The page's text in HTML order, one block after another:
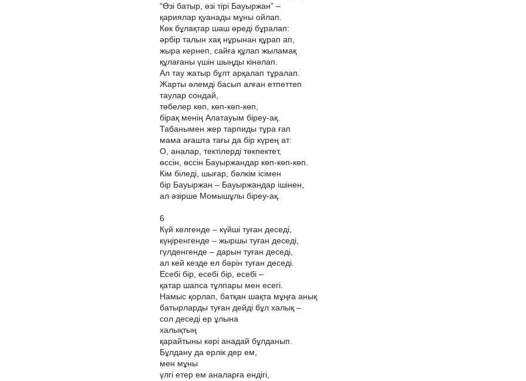
“Өзі батыр, өзі тірі Бауыржан” –
қариялар қуанады мұны ойлап.
Көк бұлақтар шаш өреді бұралап:
әрбір талын хақ нұрынан құрап ап,
жыра кернеп, сайға құлап жыламақ
құлағаны үшін шыңды кінәлап.
Ал тау жатыр бұлт арқалап тұралап.
Жарты әлемді басып алған етпеттеп
таулар сондай,
төбелер көп, көп-көп-көп,
бірақ менің Алатауым біреу-ақ.
Табанымен жер тарпиды тұра ғап
мама ағашта тағы да бір күрең ат:
О, аналар, тектілерді төкпектет,
өссін, өссін Бауыржандар көп-көп-көп.
Кім біледі, шығар, бәлкім ісімен
бір Бауыржан – Бауыржандар ішінен,
ал әзірше Момышұлы біреу-ақ.
6
Күй келгенде – күйші туған деседі,
күңіренгенде – жыршы туған деседі,
гүлденгенде – дарын туған деседі,
ал кей кезде ел бәрін туған деседі.
Есебі бір, есебі бір, есебі –
қатар шапса тұлпары мен есегі.
Намыс қорлап, батқан шақта мұңға анық
батырларды туған дейді бұл халық –
сол деседі ер ұлына
халықтың
қарайтыны кәрі анадай бұлданып.
Бұлдану да ерлік дер ем,
мен мұны
үлгі етер ем аналарға ендігі,